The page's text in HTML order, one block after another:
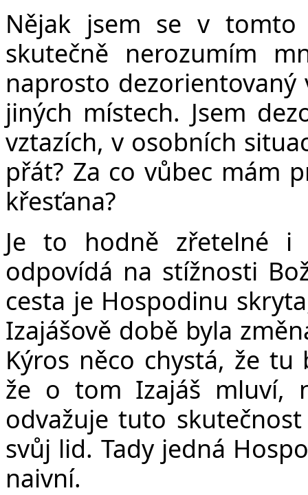
Nějak jsem se v tomto
skutečně nerozumím
naprosto
jiných místech. Jsem
vztazích, v osobních
přát? Za co vůbec mám
křesťana?
Je to hodně zřetelné
odpovídá na stížnosti
cesta je Hospodinu
Izajášově době byla
Kýros něco chystá, že
že o tom Izajáš mluví,
odvažuje tuto
svůj lid. Tady jedná
naivní.